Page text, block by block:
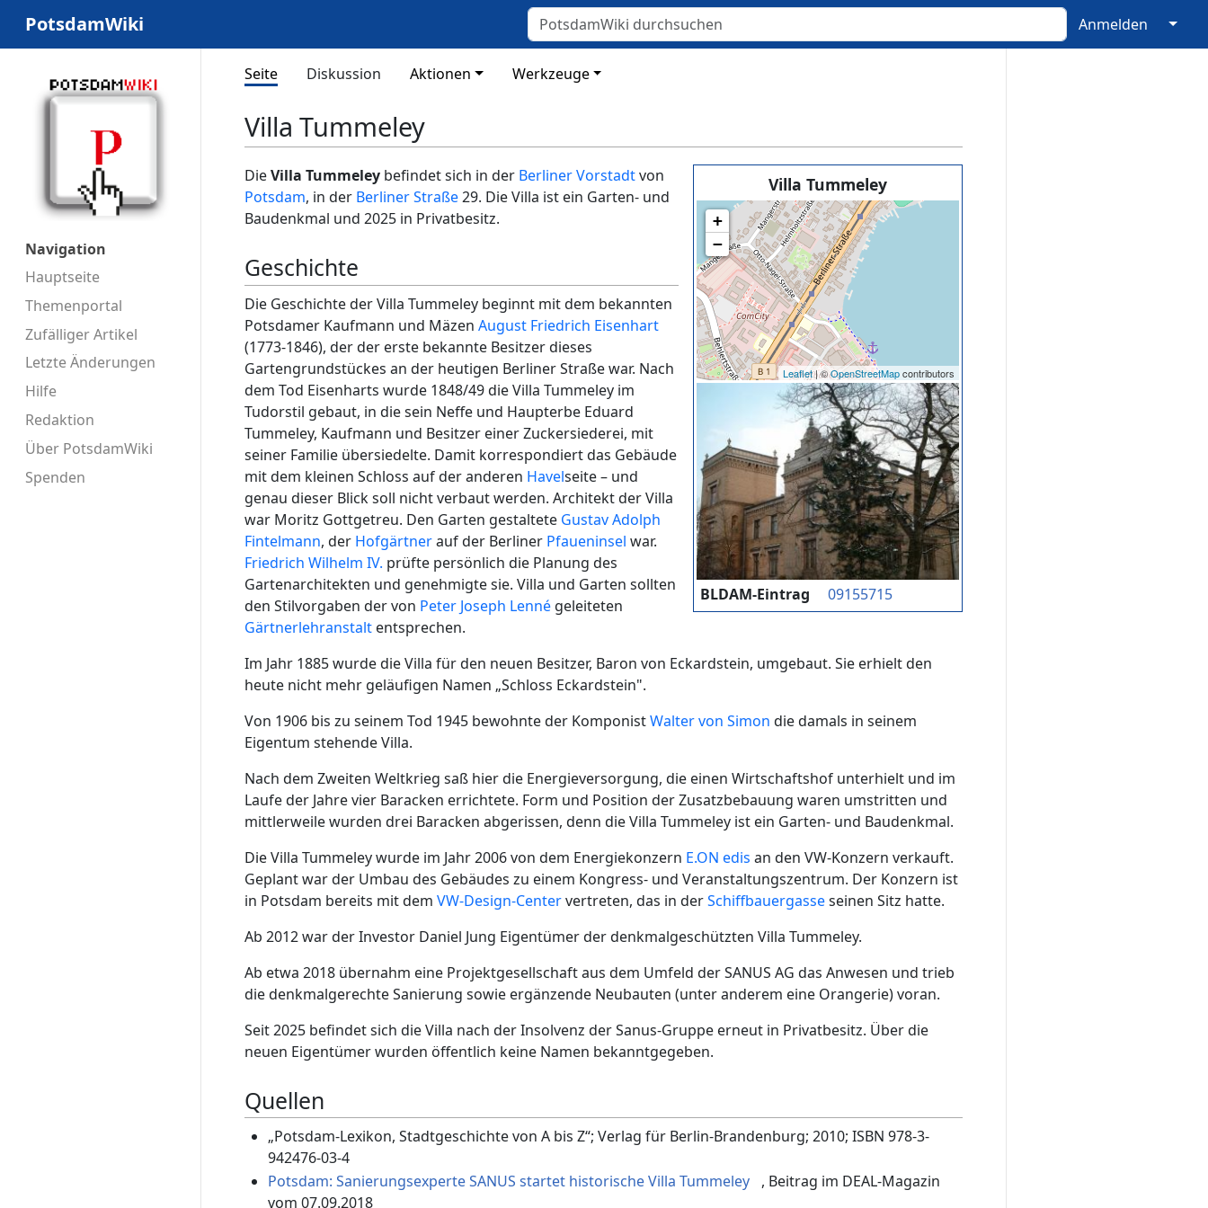
PotsdamWiki Anmelden ↓
Navigation
Hauptseite
Themenportal
Zufälliger Artikel
Letzte Änderungen
Hilfe
Redaktion
Über PotsdamWiki
Spenden
Seite Diskussion Aktionen Werkzeuge
Villa Tummeley
Villa Tummeley
+
−
Leaflet| ©OpenStreetMapcontributors
BLDAM-Eintrag 09155715
DieVilla Tummeley befindet sich in der Berliner Vorstadtvon
Potsdam, in der Berliner Straße29. Die Villa ist ein Garten- und
Baudenkmal und 2025 in Privatbesitz.
Geschichte
Die Geschichte der Villa Tummeley beginnt mit dem bekannten
Potsdamer Kaufmann und Mäzen August Friedrich Eisenhart
(1773-1846), der der erste bekannte Besitzer dieses
Gartengrundstückes an der heutigen Berliner Straße war. Nach
dem Tod Eisenharts wurde 1848/49 die Villa Tummeley im
Tudorstil gebaut, in die sein Neffe und Haupterbe Eduard
Tummeley, Kaufmann und Besitzer einer Zuckersiederei, mit
seiner Familie übersiedelte. Damit korrespondiert das Gebäude
mit dem kleinen Schloss auf der anderen Havelseite – und
genau dieser Blick soll nicht verbaut werden. Architekt der Villa
war Moritz Gottgetreu. Den Garten gestaltete Gustav Adolph
Fintelmann, der Hofgärtnerauf der Berliner Pfaueninsel war.
Friedrich Wilhelm IV. prüfte persönlich die Planung des
Gartenarchitekten und genehmigte sie. Villa und Garten sollten
den Stilvorgaben der von Peter Joseph Lenné geleiteten
Gärtnerlehranstalt entsprechen.
Im Jahr 1885 wurde die Villa für den neuen Besitzer, Baron von Eckardstein, umgebaut. Sie erhielt den
heute nicht mehr geläufigen Namen „Schloss Eckardstein".
Von 1906 bis zu seinem Tod 1945 bewohnte der KomponistWalter von Simon die damals in seinem
Eigentum stehende Villa.
Nach dem Zweiten Weltkrieg saß hier die Energieversorgung, die einen Wirtschaftshof unterhielt und im
Laufe der Jahre vier Baracken errichtete. Form und Position der Zusatzbebauung waren umstritten und
mittlerweile wurden drei Baracken abgerissen, denn die Villa Tummeley ist ein Garten- und Baudenkmal.
Die Villa Tummeley wurde im Jahr 2006 von dem Energiekonzern E.ON edis an den VW-Konzern verkauft.
Geplant war der Umbau des Gebäudes zu einem Kongress- und Veranstaltungszentrum. Der Konzern ist
in Potsdam bereits mit dem VW-Design-Centervertreten, das in derSchiffbauergasseseinen Sitz hatte.
Ab 2012 war der Investor Daniel Jung Eigentümer der denkmalgeschützten Villa Tummeley.
Ab etwa 2018 übernahm eine Projektgesellschaft aus dem Umfeld der SANUS AG das Anwesen und trieb
die denkmalgerechte Sanierung sowie ergänzende Neubauten (unter anderem eine Orangerie) voran.
Seit 2025 befindet sich die Villa nach der Insolvenz der Sanus-Gruppe erneut in Privatbesitz. Über die
neuen Eigentümer wurden öffentlich keine Namen bekanntgegeben.
Quellen
„Potsdam-Lexikon, Stadtgeschichte von A bis Z“; Verlag für Berlin-Brandenburg; 2010; ISBN 978-3-
942476-03-4
Potsdam: Sanierungsexperte SANUS startet historische Villa Tummeley
, Beitrag im DEAL-Magazin
vom 07.09.2018